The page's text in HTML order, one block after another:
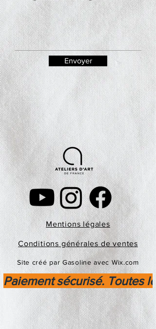
Envoyer
Mentions légales
Conditions générales de ventes
Site créé par Gasoline avec Wix.com
Paiement sécurisé. Toutes